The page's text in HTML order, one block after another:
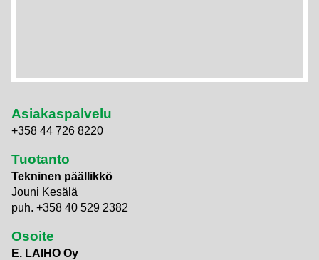
Asiakaspalvelu
+358 44 726 8220
Tuotanto
Tekninen päällikkö
Jouni Kesälä
puh. +358 40 529 2382
Osoite
E. LAIHO Oy